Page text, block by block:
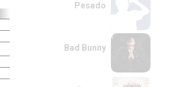
Pesado
Bad Bunny